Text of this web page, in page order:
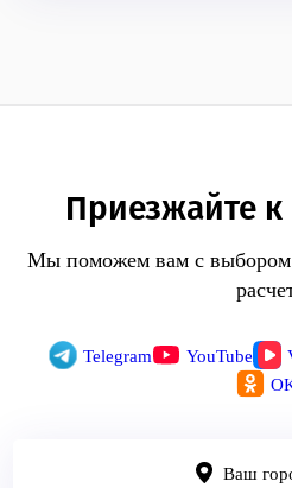
Приезжайте
Мы поможем вам с выбором
Telegram YouTube
Ваш